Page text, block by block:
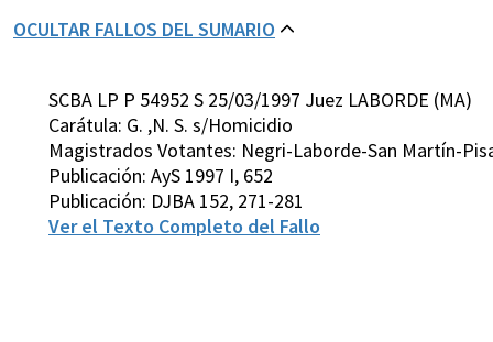
OCULTAR FALLOS DEL SUMARIO
SCBA LP P 54952 S 25/03/1997 Juez LABORDE (MA)
Carátula: G. ,N. S. s/Homicidio
Magistrados Votantes: Negri-Laborde-San Martín-
Publicación: AyS 1997 I, 652
Publicación: DJBA 152, 271-281
Ver el Texto Completo del Fallo